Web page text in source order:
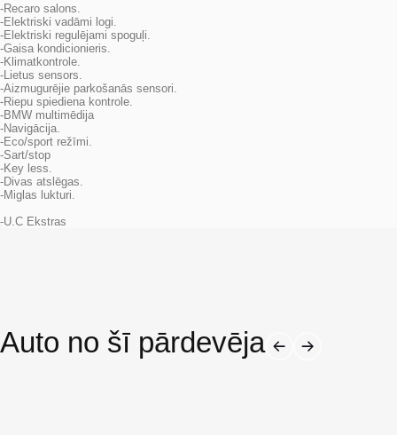
-Recaro salons.
-Elektriski vadāmi logi.
-Elektriski regulējami spoguļi.
-Gaisa kondicionieris.
-Klimatkontrole.
-Lietus sensors.
-Aizmugurējie parkošanās sensori.
-Riepu spiediena kontrole.
-BMW multimēdija
-Navigācija.
-Eco/sport režīmi.
-Sart/stop
-Key less.
-Divas atslēgas.
-Miglas lukturi.
-U.C Ekstras
Auto no šī pārdevēja